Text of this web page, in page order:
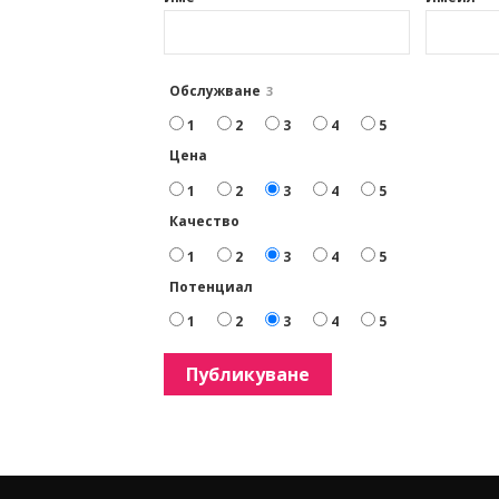
Обслужване 3
1 2 3 4
5
Цена
1
2 3 4
5
Качество
1
2 3 4
5
Потенциал
1
2 3 4 5